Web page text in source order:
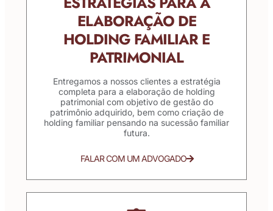
ELABORAÇÃO DE
HOLDING FAMILIAR E
PATRIMONIAL
Entregamos a nossos clientes a estratégia
completa para a elaboração de holding
patrimonial com objetivo de gestão do
patrimônio adquirido, bem como criação de
holding familiar pensando na sucessão familiar
futura.
FALAR COM UM ADVOGADO